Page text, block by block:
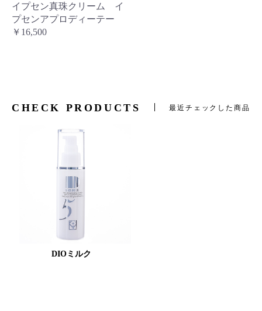
イプセン真珠クリーム イ
プセンアプロディーテー
￥16,500
CHECK PRODUCTS 最近チェックした商品
DIOミルク